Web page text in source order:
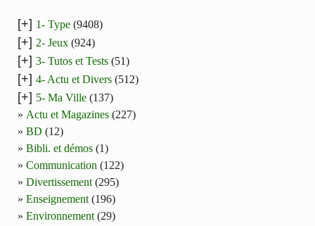
[+] 1- Type (9408)
[+] 2- Jeux (924)
[+] 3- Tutos et Tests (51)
[+] 4- Actu et Divers (512)
[+] 5- Ma Ville (137)
Actu et Magazines (227)
BD (12)
Bibli. et démos (1)
Communication (122)
Divertissement (295)
Enseignement (196)
Environnement (29)